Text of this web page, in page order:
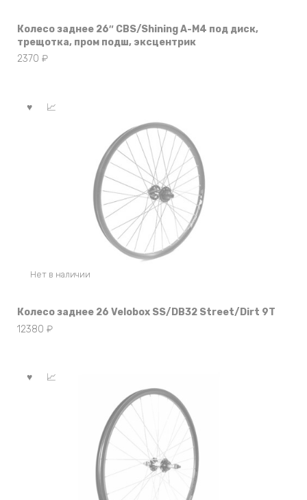
Колесо заднее 26″ CBS/Shining A-M4 под диск,
трещотка, пром подш, эксцентрик
2370 ₽
Нет в наличии
Колесо заднее 26 Velobox SS/DB32 Street/Dirt 9T
12380 ₽